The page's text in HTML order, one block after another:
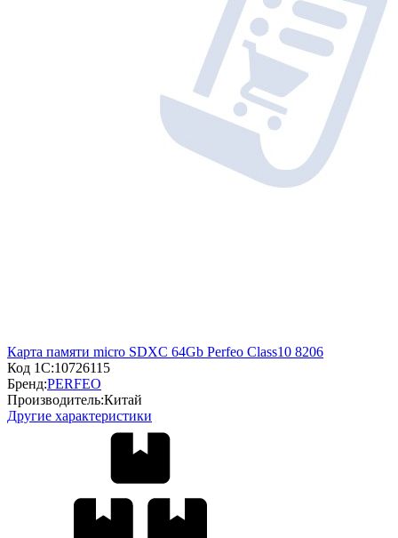
Карта памяти micro SDXC 64Gb Perfeo Class10 8206
Код 1С:10726115
Бренд:PERFEO
Производитель:Китай
Другие характеристики